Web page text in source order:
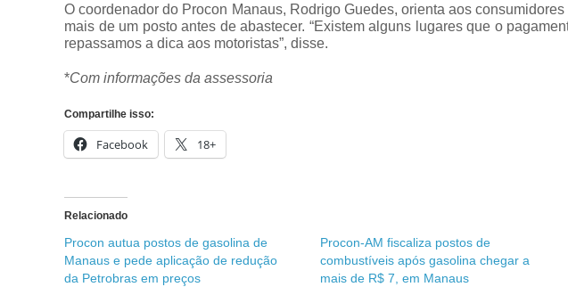
O coordenador do Procon Manaus, Rodrigo Guedes, orienta aos
mais de um posto antes de abastecer. “Existem alguns lugares que o
repassamos a dica aos motoristas”, disse.
*Com informações da assessoria
Compartilhe isso:
Facebook 18+
Relacionado
Procon autua postos de gasolina de
Manaus e pede aplicação de redução
da Petrobras em preços
Procon-AM fiscaliza postos de
combustíveis após gasolina chegar a
mais de R$ 7, em Manaus